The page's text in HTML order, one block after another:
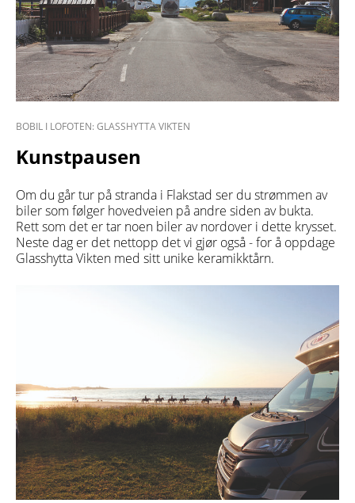
BOBIL I LOFOTEN: GLASSHYTTA VIKTEN
Kunstpausen
Om du går tur på stranda i Flakstad ser du strømmen av
biler som følger hovedveien på andre siden av bukta.
Rett som det er tar noen biler av nordover i dette krysset.
Neste dag er det nettopp det vi gjør også - for å oppdage
Glasshytta Vikten med sitt unike keramikktårn.